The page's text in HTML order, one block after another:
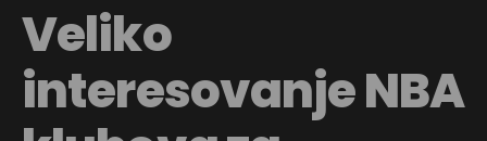
Veliko
interesovanje NBA